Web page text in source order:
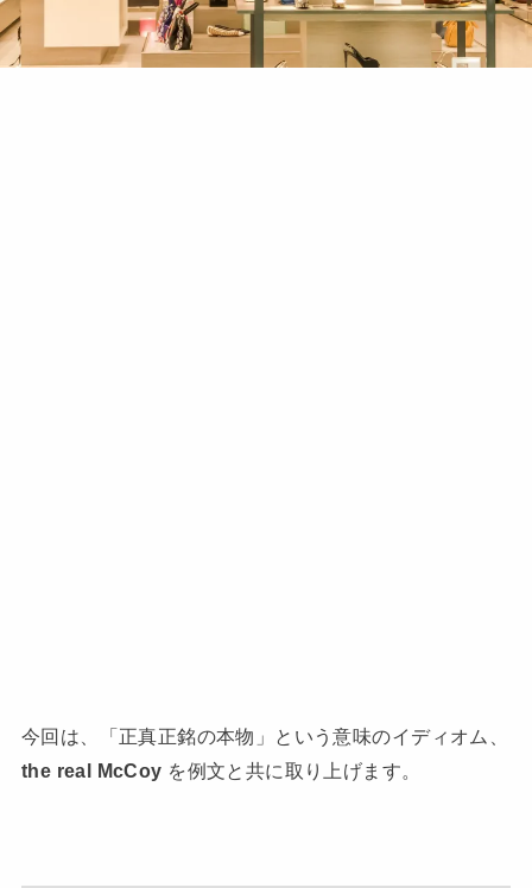
今回は、「正真正銘の本物」という意味のイディオム、
the real McCoy を例文と共に取り上げます。